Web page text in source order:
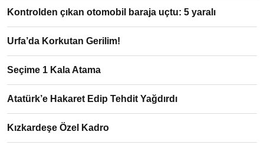
Kontrolden çıkan otomobil baraja uçtu: 5 yaralı
Urfa’da Korkutan Gerilim!
Seçime 1 Kala Atama
Atatürk’e Hakaret Edip Tehdit Yağdırdı
Kızkardeşe Özel Kadro